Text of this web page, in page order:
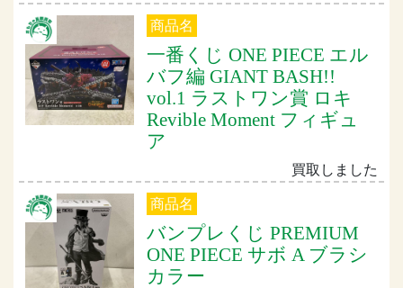
商品名
一番くじ ONE PIECE エル
バフ編 GIANT BASH!!
vol.1 ラストワン賞 ロキ
Revible Moment フィギュ
ア
買取しました
商品名
バンプレくじ PREMIUM
ONE PIECE サボ A ブラシ
カラー